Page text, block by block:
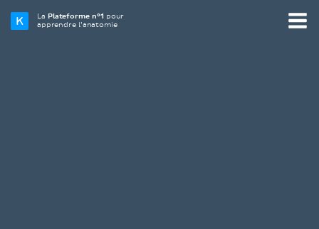
La Plateforme n°1 pour
apprendre l’anatomie